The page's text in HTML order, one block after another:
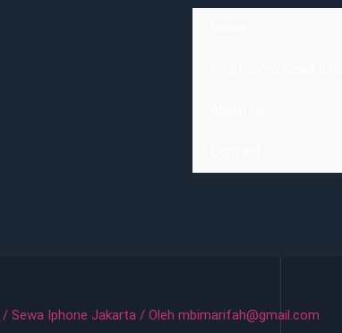
/ Sewa Iphone Jakarta / Oleh mbimarifah@gmail.com